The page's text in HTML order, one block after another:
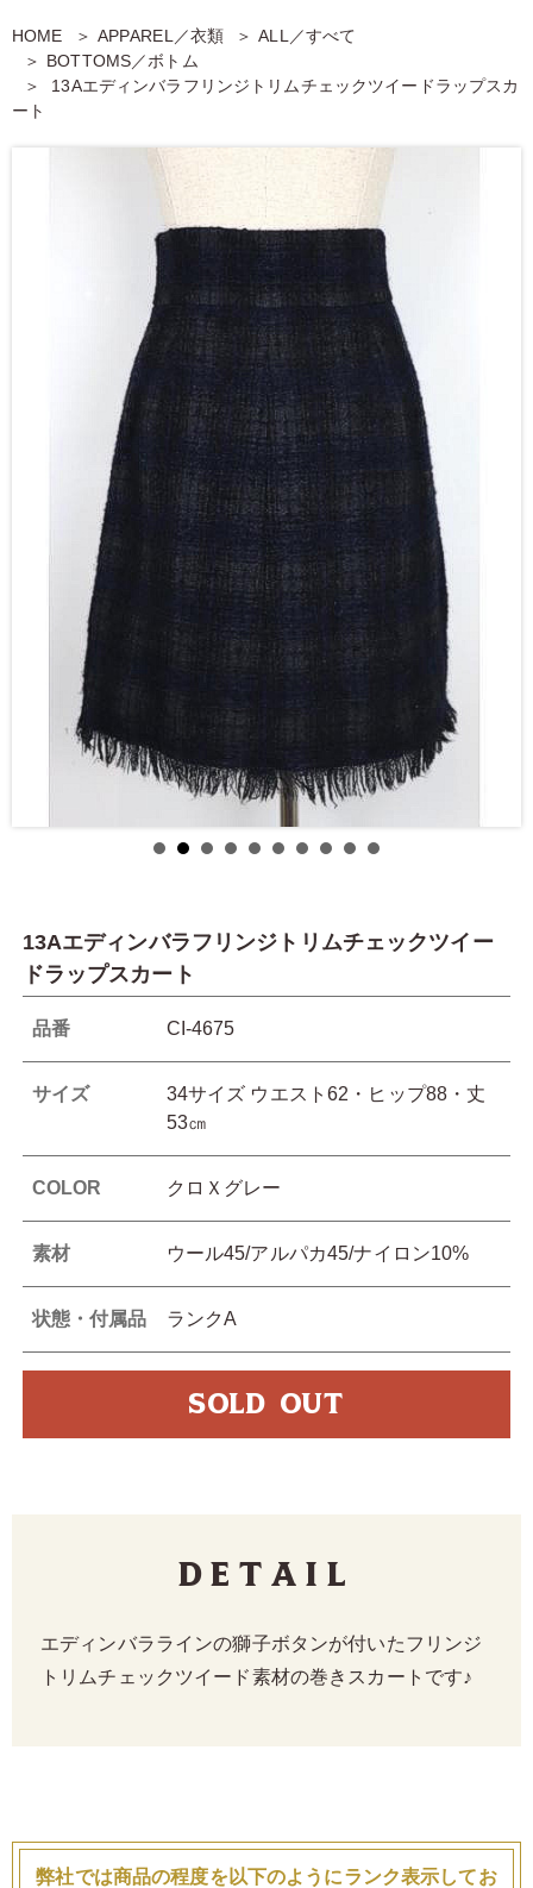
HOME APPAREL／衣類
ALL／すべて
BOTTOMS／ボトム
13Aエディンバラフリンジトリムチェックツイードラップスカ
ート
13Aエディンバラフリンジトリムチェックツイー
ドラップスカート
品番 CI-4675
サイズ
34サイズ ウエスト62・ヒップ88・丈
53㎝
COLOR クロＸグレー
素材 ウール45/アルパカ45/ナイロン10%
状態・付属品 ランクA
SOLD OUT
Detail
エディンバララインの獅子ボタンが付いたフリンジ
トリムチェックツイード素材の巻きスカートです♪
弊社では商品の程度を以下のようにランク表示してお